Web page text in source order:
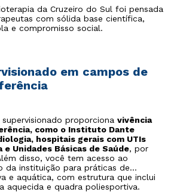
e do Homem: atuação em
em cuidados pré e pós-parto e
com foco em prevenção e
o envelhecimento populacional
Paliativos
da Cruzeiro do Sul foi pensada
com sólida base científica,
e compromisso social.
em campos de
proporciona vivência
como o Instituto Dante
hospitais gerais com UTIs
Unidades Básicas de Saúde, por
disso, você tem acesso ao
da instituição para práticas de
e aquática, com estrutura que inclui
aquecida e quadra poliesportiva.